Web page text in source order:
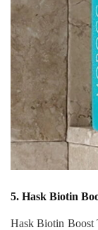
5. Hask Biotin
Hask Biotin Boost